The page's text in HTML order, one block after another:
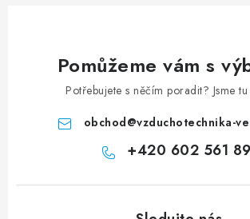
Pomůžeme vám s
Potřebujete s něčím poradit? Jsme
obchod@vzduchotechnika-
+420 602 561